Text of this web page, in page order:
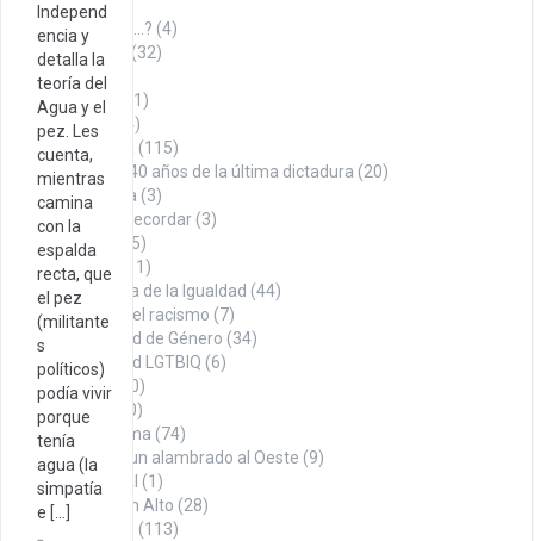
Independ
encia y
detalla la
teoría del
Agua y el
pez. Les
cuenta,
mientras
camina
con la
espalda
recta, que
el pez
(militante
s
políticos)
podía vivir
porque
tenía
agua (la
simpatía
e […]
¿Sabías que…? (4)
Aniversario
(32)
Armenia
Cita del día
(1)
Cultura(144)
Historia
(115)
A 40 años de la última dictadura (20)
La Roca (3)
Datos para recordar (3)
Denuncia
(75)
Economía
(11)
En búsqueda de la Igualdad (44)
Contra el racismo (7)
Igualdad de Género (34)
Igualdad LGTBIQ (6)
Noticias(100)
Opinión
(260)
Con firma (74)
Desde un alambrado al Oeste (9)
Editorial
(1)
Puño en Alto (28)
(113)